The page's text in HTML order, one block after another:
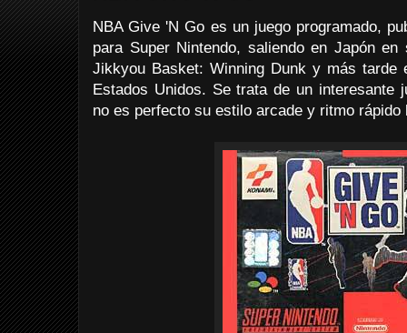
NBA Give 'N Go es un juego programado,
para Super Nintendo, saliendo en Japón
Jikkyou Basket: Winning Dunk y más tarde
Estados Unidos. Se trata de un interesante
no es perfecto su estilo arcade y ritmo